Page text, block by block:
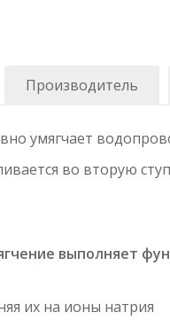
Производитель
умягчает
во вторую
выполняет
их на ионы натрия